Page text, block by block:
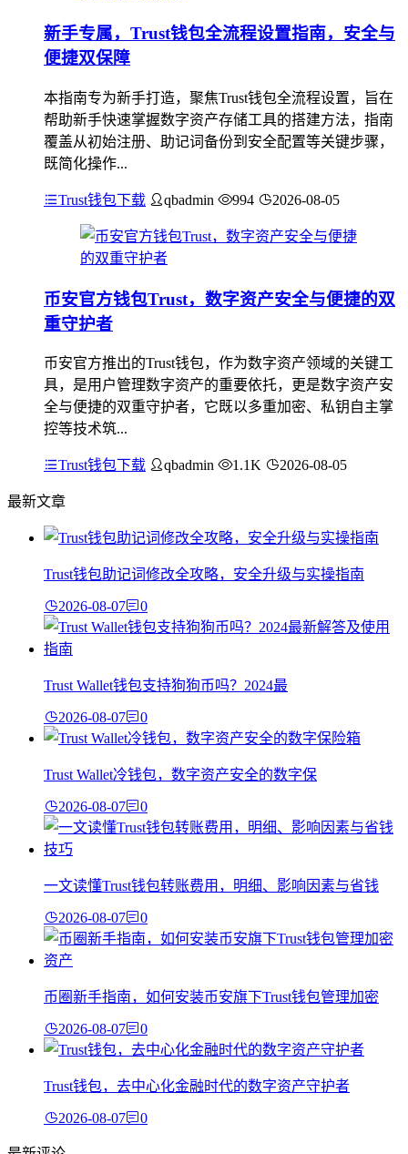
新手专属，Trust钱包全流程设置指南，安全与
便捷双保障
本指南专为新手打造，聚焦Trust钱包全流程设置，旨在
帮助新手快速掌握数字资产存储工具的搭建方法，指南
覆盖从初始注册、助记词备份到安全配置等关键步骤，
既简化操作...
Trust钱包下载 qbadmin 994 2026-08-05
币安官方钱包Trust，数字资产安全与便捷的双
重守护者
币安官方推出的Trust钱包，作为数字资产领域的关键工
具，是用户管理数字资产的重要依托，更是数字资产安
全与便捷的双重守护者，它既以多重加密、私钥自主掌
控等技术筑...
Trust钱包下载 qbadmin 1.1K 2026-08-05
最新文章
Trust钱包助记词修改全攻略，安全升级与实操指南
2026-08-07 0
Trust Wallet钱包支持狗狗币吗？2024最
2026-08-07 0
Trust Wallet冷钱包，数字资产安全的数字保
2026-08-07 0
一文读懂Trust钱包转账费用，明细、影响因素与省钱
2026-08-07 0
币圈新手指南，如何安装币安旗下Trust钱包管理加密
2026-08-07 0
Trust钱包，去中心化金融时代的数字资产守护者
2026-08-07 0